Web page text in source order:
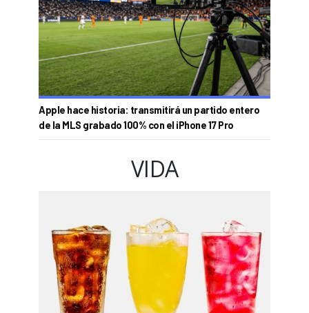
Apple hace historia: transmitirá un partido entero
de la MLS grabado 100% con el iPhone 17 Pro
VIDA